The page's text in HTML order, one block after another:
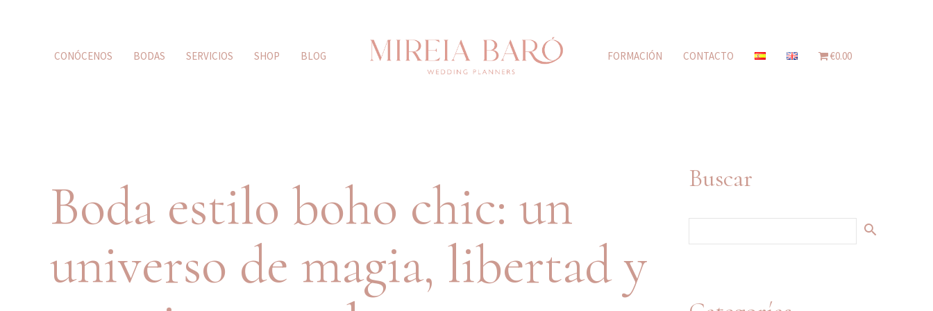
CONÓCENOS BODAS SERVICIOS SHOP BLOG FORMACIÓN CONTACTO €0.00
Boda estilo boho chic: un
universo de magia, libertad y
Buscar